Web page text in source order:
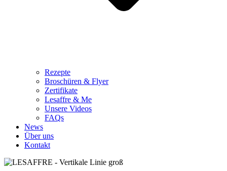
Rezepte
Broschüren & Flyer
Zertifikate
Lesaffre & Me
Unsere Videos
FAQs
News
Über uns
Kontakt